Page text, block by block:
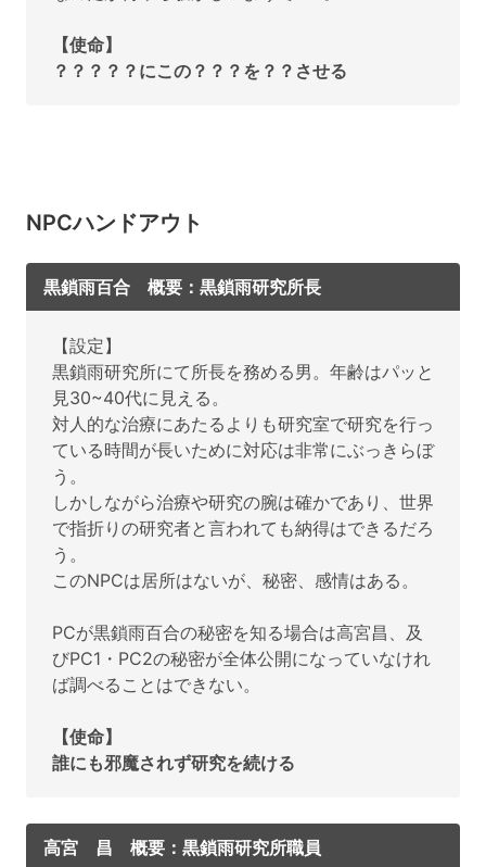
【使命】
？？？？？にこの？？？を？？させる
NPCハンドアウト
黒鎖雨百合 概要：黒鎖雨研究所長
【設定】
黒鎖雨研究所にて所長を務める男。年齢はパッと
見30~40代に見える。
対人的な治療にあたるよりも研究室で研究を行っ
ている時間が長いために対応は非常にぶっきらぼ
う。
しかしながら治療や研究の腕は確かであり、世界
で指折りの研究者と言われても納得はできるだろ
う。
このNPCは居所はないが、秘密、感情はある。
PCが黒鎖雨百合の秘密を知る場合は高宮昌、及
びPC1・PC2の秘密が全体公開になっていなけれ
ば調べることはできない。
【使命】
誰にも邪魔されず研究を続ける
高宮 昌 概要：黒鎖雨研究所職員